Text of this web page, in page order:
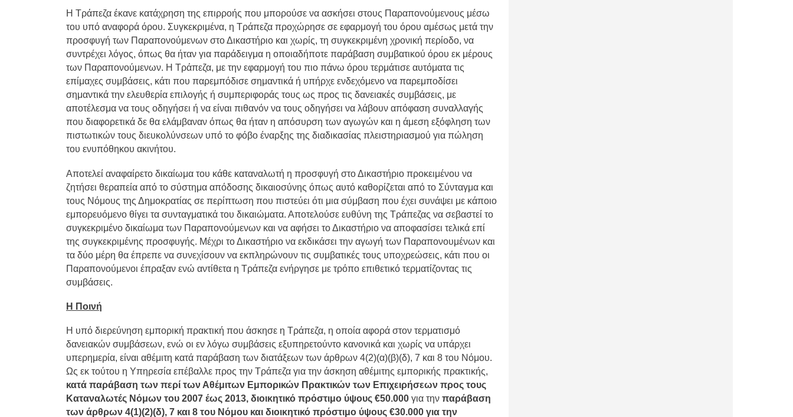
Η Τράπεζα έκανε κατάχρηση της επιρροής που μπορούσε να ασκήσει στους Παραπονούμενους μέσω
του υπό αναφορά όρου. Συγκεκριμένα, η Τράπεζα προχώρησε σε εφαρμογή του όρου αμέσως μετά την
προσφυγή των Παραπονούμενων στο Δικαστήριο και χωρίς, τη συγκεκριμένη χρονική περίοδο, να
συντρέχει λόγος, όπως θα ήταν για παράδειγμα η οποιαδήποτε παράβαση συμβατικού όρου εκ μέρους
των Παραπονούμενων. Η Τράπεζα, με την εφαρμογή του πιο πάνω όρου τερμάτισε αυτόματα τις
επίμαχες συμβάσεις, κάτι που παρεμπόδισε σημαντικά ή υπήρχε ενδεχόμενο να παρεμποδίσει
σημαντικά την ελευθερία επιλογής ή συμπεριφοράς τους ως προς τις δανειακές συμβάσεις, με
αποτέλεσμα να τους οδηγήσει ή να είναι πιθανόν να τους οδηγήσει να λάβουν απόφαση συναλλαγής
που διαφορετικά δε θα ελάμβαναν όπως θα ήταν η απόσυρση των αγωγών και η άμεση εξόφληση των
πιστωτικών τους διευκολύνσεων υπό το φόβο έναρξης της διαδικασίας πλειστηριασμού για πώληση
του ενυπόθηκου ακινήτου.
Αποτελεί αναφαίρετο δικαίωμα του κάθε καταναλωτή η προσφυγή στο Δικαστήριο προκειμένου να
ζητήσει θεραπεία από το σύστημα απόδοσης δικαιοσύνης όπως αυτό καθορίζεται από το Σύνταγμα και
τους Νόμους της Δημοκρατίας σε περίπτωση που πιστεύει ότι μια σύμβαση που έχει συνάψει με κάποιο
εμπορευόμενο θίγει τα συνταγματικά του δικαιώματα. Αποτελούσε ευθύνη της Τράπεζας να σεβαστεί το
συγκεκριμένο δικαίωμα των Παραπονούμενων και να αφήσει το Δικαστήριο να αποφασίσει τελικά επί
της συγκεκριμένης προσφυγής. Μέχρι το Δικαστήριο να εκδικάσει την αγωγή των Παραπονουμένων και
τα δύο μέρη θα έπρεπε να συνεχίσουν να εκπληρώνουν τις συμβατικές τους υποχρεώσεις, κάτι που οι
Παραπονούμενοι έπραξαν ενώ αντίθετα η Τράπεζα ενήργησε με τρόπο επιθετικό τερματίζοντας τις
συμβάσεις.
Η Ποινή
Η υπό διερεύνηση εμπορική πρακτική που άσκησε η Τράπεζα, η οποία αφορά στον τερματισμό
δανειακών συμβάσεων, ενώ οι εν λόγω συμβάσεις εξυπηρετούντο κανονικά και χωρίς να υπάρχει
υπερημερία, είναι αθέμιτη κατά παράβαση των διατάξεων των άρθρων 4(2)(α)(β)(δ), 7 και 8 του Νόμου.
Ως εκ τούτου η Υπηρεσία επέβαλλε προς την Τράπεζα για την άσκηση αθέμιτης εμπορικής πρακτικής,
κατά παράβαση των περί των Αθέμιτων Εμπορικών Πρακτικών των Επιχειρήσεων προς τους
Καταναλωτές Νόμων του 2007 έως 2013, διοικητικό πρόστιμο ύψους €50.000 για την παράβαση
των άρθρων 4(1)(2)(δ), 7 και 8 του Νόμου και διοικητικό πρόστιμο ύψους €30.000 για την